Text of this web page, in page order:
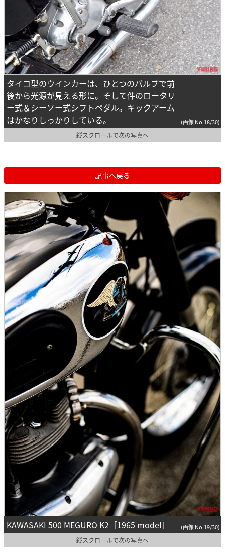
タイコ型のウインカーは、ひとつのバルブで前
後から光源が見える形に。そして件のロータリ
ー式＆シーソー式シフトペダル。キックアーム
はかなりしっかりしている。
(画像 No.18/30)
縦スクロールで次の写真へ
記事へ戻る
KAWASAKI 500 MEGURO K2［1965 model］ (画像 No.19/30)
縦スクロールで次の写真へ